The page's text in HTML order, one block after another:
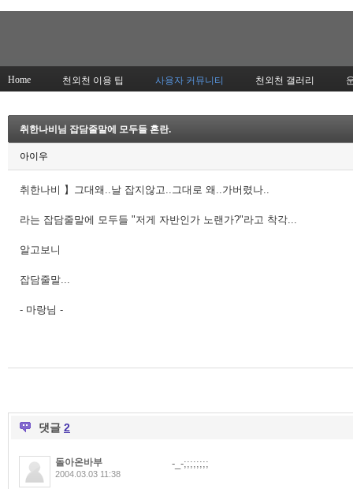
Home 천외천 이용 팁 사용자 커뮤니티 천외천 갤러리
취한나비님 잡담줄말에 모두들 혼란.
아이우
취한나비 】그대왜..날 잡지않고..그대로 왜..가버렸나..
라는 잡담줄말에 모두들 "저게 자반인가 노랜가?"라고 착각...
알고보니
잡담줄말...
- 마랑님 -
댓글 2
돌아온바부
2004.03.03 11:38
-_-;;;;;;;;